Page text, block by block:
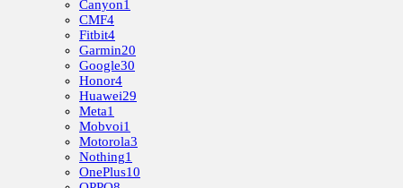
Canyon1
CMF4
Fitbit4
Garmin20
Google30
Honor4
Huawei29
Meta1
Mobvoi1
Motorola3
Nothing1
OnePlus10